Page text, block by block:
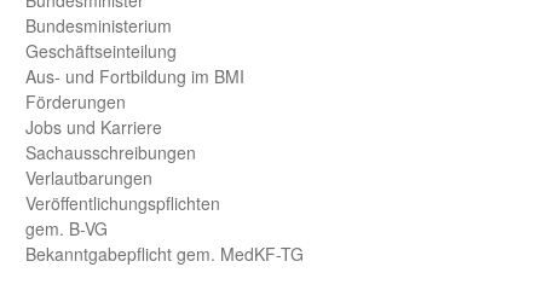
Bundes­ministerium
Geschäfts­einteilung
Aus- und Fortbildung im BMI
Förderungen
Jobs und Karriere
Sachaus­schreibungen
Verlautbarungen
Veröffentlichungspflichten
gem. B-VG
Bekanntgabepflicht gem. MedKF-TG